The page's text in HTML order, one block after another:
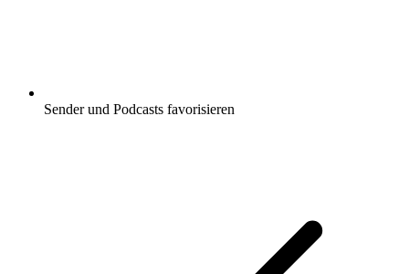
Sender und Podcasts favorisieren